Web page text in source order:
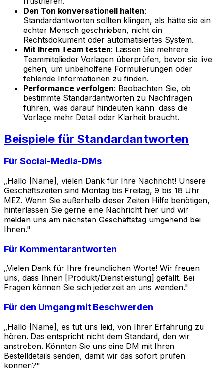
Den Ton konversationell halten:
Standardantworten sollten klingen, als hätte sie ein
echter Mensch geschrieben, nicht ein
Rechtsdokument oder automatisiertes System.
Mit Ihrem Team testen: Lassen Sie mehrere
Teammitglieder Vorlagen überprüfen, bevor sie live
gehen, um unbeholfene Formulierungen oder
fehlende Informationen zu finden.
Performance verfolgen: Beobachten Sie, ob
bestimmte Standardantworten zu Nachfragen
führen, was darauf hindeuten kann, dass die
Vorlage mehr Detail oder Klarheit braucht.
Beispiele für Standardantworten
Für Social-Media-DMs
„Hallo [Name], vielen Dank für Ihre Nachricht! Unsere
Geschäftszeiten sind Montag bis Freitag, 9 bis 18 Uhr
MEZ. Wenn Sie außerhalb dieser Zeiten Hilfe benötigen,
hinterlassen Sie gerne eine Nachricht hier und wir
melden uns am nächsten Geschäftstag umgehend bei
Ihnen."
Für Kommentarantworten
„Vielen Dank für Ihre freundlichen Worte! Wir freuen
uns, dass Ihnen [Produkt/Dienstleistung] gefällt. Bei
Fragen können Sie sich jederzeit an uns wenden."
Für den Umgang mit Beschwerden
„Hallo [Name], es tut uns leid, von Ihrer Erfahrung zu
hören. Das entspricht nicht dem Standard, den wir
anstreben. Könnten Sie uns eine DM mit Ihren
Bestelldetails senden, damit wir das sofort prüfen
können?"